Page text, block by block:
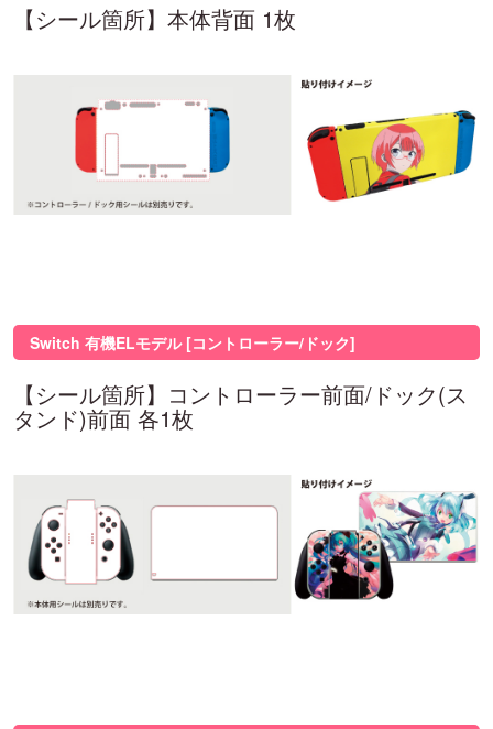
【シール箇所】本体背面 1枚
Switch 有機ELモデル [コントローラー/ドック]
【シール箇所】コントローラー前面/ドック(ス
タンド)前面 各1枚